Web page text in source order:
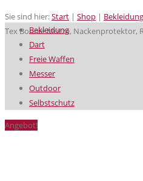
Sie sind hier:Start | Shop | Bekleidung
Tex Boonie Mütze, Nackenprotektor,
Bekleidung
Dart
Freie Waffen
Messer
Outdoor
Selbstschutz
Angebot!